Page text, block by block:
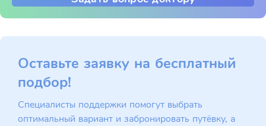
Оставьте заявку на бесплатный
подбор!
Специалисты поддержки помогут выбрать
оптимальный вариант и забронировать путёвку, а